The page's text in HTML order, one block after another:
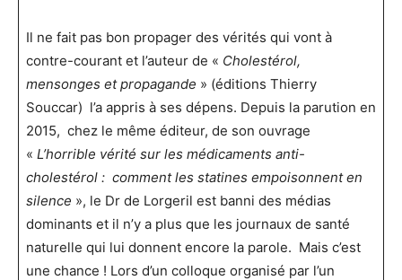
Il ne fait pas bon propager des vérités qui vont à
contre-courant et l’auteur de « Cholestérol,
mensonges et propagande » (éditions Thierry
Souccar) l’a appris à ses dépens. Depuis la parution en
2015, chez le même éditeur, de son ouvrage
« L’horrible vérité sur les médicaments anti-
cholestérol : comment les statines empoisonnent en
silence », le Dr de Lorgeril est banni des médias
dominants et il n’y a plus que les journaux de santé
naturelle qui lui donnent encore la parole. Mais c’est
une chance ! Lors d’un colloque organisé par l’un